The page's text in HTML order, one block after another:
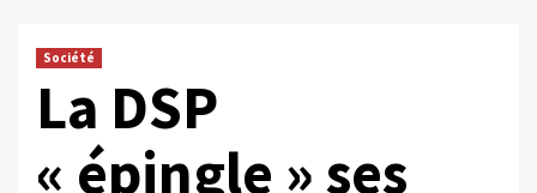
Société
La DSP
« épingle » ses